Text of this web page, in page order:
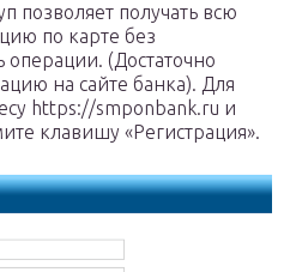
позволяет получать всю
по карте без
(Достаточно
на сайте банка). Для
https://smponbank.ru и
клавишу «Регистрация».